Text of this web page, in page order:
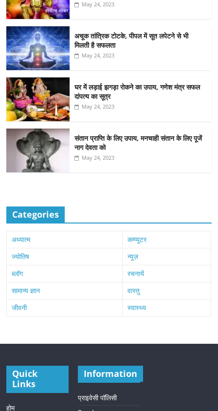
May 24, 2023
अचूक तांत्रिक टोटके, पीपल में सूत लपेटने से भी
मिलती है सफलता
May 24, 2023
घर में लड़ाई झगड़ा रोकने का उपाय, गणेश मंत्र सफल
दांपत्य का सूत्र
May 24, 2023
संतान प्राप्ति के लिए उपाय, मनचाही संतान के लिए पूजें
नाग देवता को
May 24, 2023
Categories
अध्यात्म
कम्प्यूटर
ज्योतिष
न्यूज़
ब्लॉग
रचनायें
सामान्य ज्ञान
वास्तु
जीवनी
स्वास्थ्य
Quick
Links
होम
Information
प्राइवेसी पॉलिसी